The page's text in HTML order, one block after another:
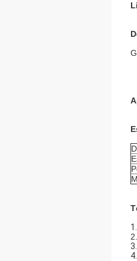
1.
3.
4.